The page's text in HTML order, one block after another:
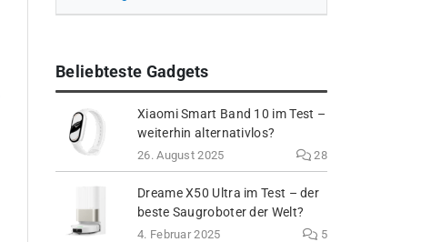
Beliebteste Gadgets
Xiaomi Smart Band 10 im Test –
weiterhin alternativlos?
26. August 2025 28
Dreame X50 Ultra im Test – der
beste Saugroboter der Welt?
4. Februar 2025 5